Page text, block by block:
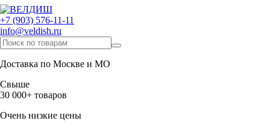
+7 (903) 576-11-11
info@veldish.ru
Доставка по Москве и МО
Свыше
30 000+ товаров
Очень низкие цены